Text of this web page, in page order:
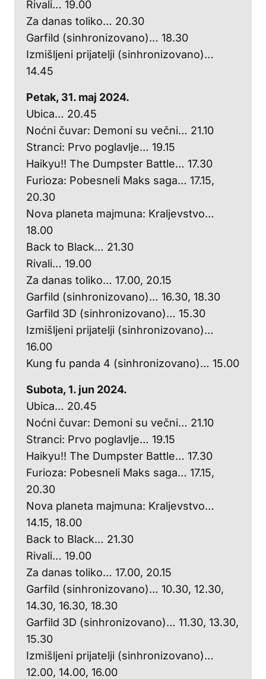
Rivali… 19.00
Za danas toliko… 20.30
Garfild (sinhronizovano)… 18.30
Izmišljeni prijatelji (sinhronizovano)…
14.45
Petak, 31. maj 2024.
Ubica… 20.45
Noćni čuvar: Demoni su večni… 21.10
Stranci: Prvo poglavlje… 19.15
Haikyu!! The Dumpster Battle… 17.30
Furioza: Pobesneli Maks saga… 17.15,
20.30
Nova planeta majmuna: Kraljevstvo…
18.00
Back to Black… 21.30
Rivali… 19.00
Za danas toliko… 17.00, 20.15
Garfild (sinhronizovano)… 16.30, 18.30
Garfild 3D (sinhronizovano)… 15.30
Izmišljeni prijatelji (sinhronizovano)…
16.00
Kung fu panda 4 (sinhronizovano)… 15.00
Subota, 1. jun 2024.
Ubica… 20.45
Noćni čuvar: Demoni su večni… 21.10
Stranci: Prvo poglavlje… 19.15
Haikyu!! The Dumpster Battle… 17.30
Furioza: Pobesneli Maks saga… 17.15,
20.30
Nova planeta majmuna: Kraljevstvo…
14.15, 18.00
Back to Black… 21.30
Rivali… 19.00
Za danas toliko… 17.00, 20.15
Garfild (sinhronizovano)… 10.30, 12.30,
14.30, 16.30, 18.30
Garfild 3D (sinhronizovano)… 11.30, 13.30,
15.30
Izmišljeni prijatelji (sinhronizovano)…
12.00, 14.00, 16.00